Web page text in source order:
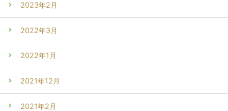
2023年2月
2022年3月
2022年1月
2021年12月
2021年2月